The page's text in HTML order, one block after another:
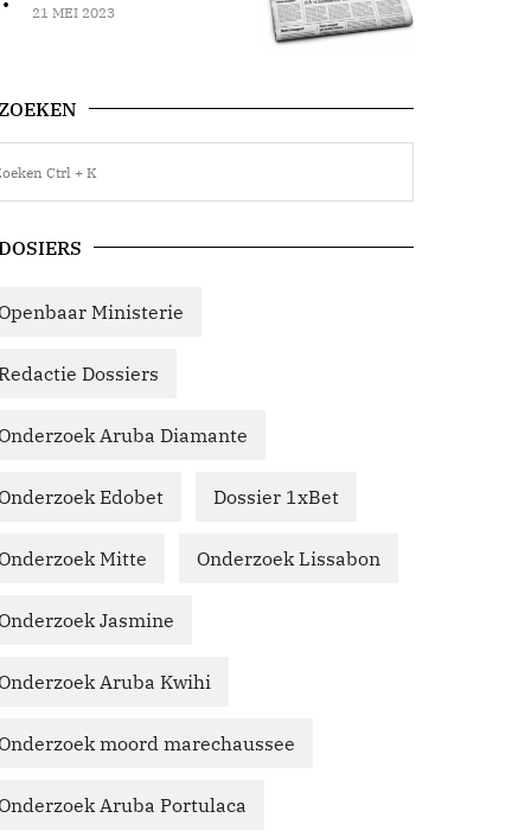
21 MEI 2023
Ministerie
Dossiers
Aruba Diamante
Edobet Dossier 1xBet
Mitte Onderzoek Lissabon
Jasmine
Aruba Kwihi
moord marechaussee
Aruba Portulaca